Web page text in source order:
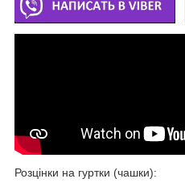
Розцінки на гуртки (чашки):